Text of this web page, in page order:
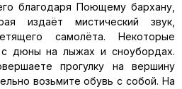
благодаря Поющему бархану,
издаёт мистический звук,
самолёта. Некоторые
с дюны на лыжах и сноубордах.
прогулку на вершину
возьмите обувь с собой. На